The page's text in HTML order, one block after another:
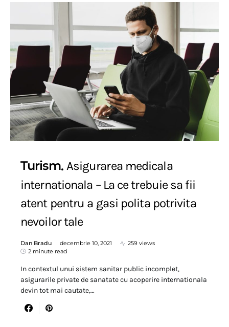
Turism Asigurarea medicala
internationala – La ce trebuie sa fii
atent pentru a gasi polita potrivita
nevoilor tale
Dan Bradu decembrie 10, 2021
259 views
2 minute read
In contextul unui sistem sanitar public incomplet,
asigurarile private de sanatate cu acoperire internationala
devin tot mai cautate,…